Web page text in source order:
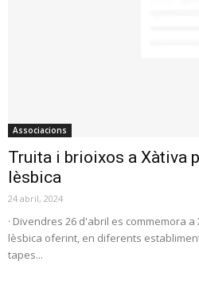
Associacions
Truita i brioixos a Xàtiva
lèsbica
24 abril, 2024
· Divendres 26 d'abril es commemora
lèsbica oferint, en diferents
tapes...